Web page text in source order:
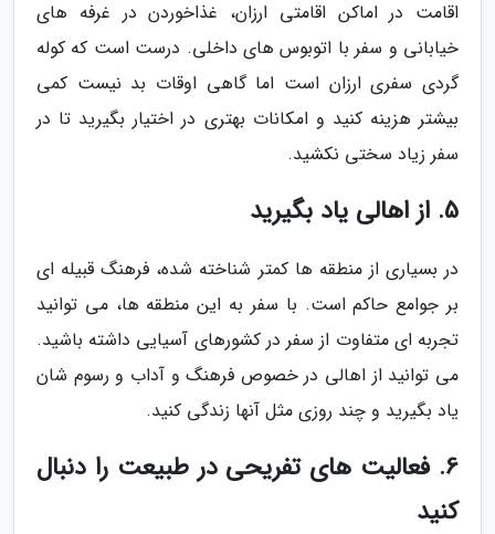
اقامت در اماکن اقامتی ارزان، غذاخوردن در غرفه های
خیابانی و سفر با اتوبوس های داخلی. درست است که کوله
گردی سفری ارزان است اما گاهی اوقات بد نیست کمی
بیشتر هزینه کنید و امکانات بهتری در اختیار بگیرید تا در
سفر زیاد سختی نکشید.
5. از اهالی یاد بگیرید
در بسیاری از منطقه ها کمتر شناخته شده، فرهنگ قبیله ای
بر جوامع حاکم است. با سفر به این منطقه ها، می توانید
تجربه ای متفاوت از سفر در کشورهای آسیایی داشته باشید.
می توانید از اهالی در خصوص فرهنگ و آداب و رسوم شان
یاد بگیرید و چند روزی مثل آنها زندگی کنید.
6. فعالیت های تفریحی در طبیعت را دنبال
کنید